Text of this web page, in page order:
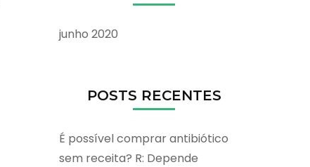
junho 2020
POSTS RECENTES
É possível comprar antibiótico
sem receita? R: Depende